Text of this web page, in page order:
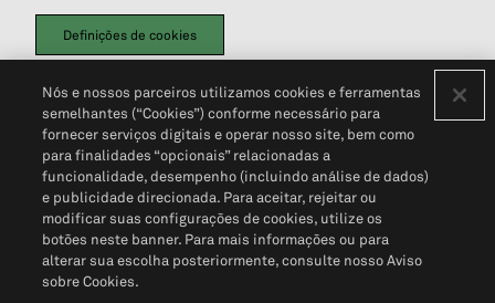
Definições de cookies
Política de PrivacidadePortal de privacidade do cliente (em inglês)
Não Venda Minhas Informações Pessoais© 2026 S&P Global
Nós e nossos parceiros utilizamos cookies e ferramentas
semelhantes (“Cookies”) conforme necessário para
fornecer serviços digitais e operar nosso site, bem como
para finalidades “opcionais” relacionadas a
funcionalidade, desempenho (incluindo análise de dados)
e publicidade direcionada. Para aceitar, rejeitar ou
modificar suas configurações de cookies, utilize os
botões neste banner. Para mais informações ou para
alterar sua escolha posteriormente, consulte nosso Aviso
sobre Cookies.